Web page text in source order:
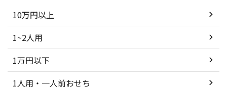
10万円以上
1~2人用
1万円以下
1人用・一人前おせち